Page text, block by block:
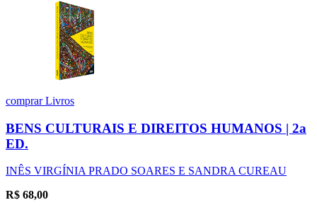
comprarLivros
BENS CULTURAIS E DIREITOS HUMANOS | 2a
ED.
INÊS VIRGÍNIA PRADO SOARES E SANDRA CUREAU
R$ 68,00